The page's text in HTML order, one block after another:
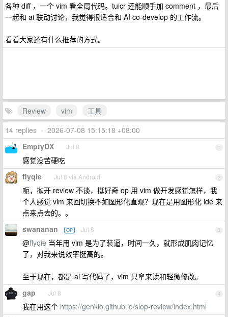
各种 diff ，一个 vim 看全局代码。tuicr 还能顺手加 comment ，最后
一起和 ai 联动讨论，我觉得很适合和 AI co-develop 的工作流。
看看大家还有什么推荐的方式。
Review vim
工具
14 replies • 2026-07-08 15:15:18 +08:00
1
EmptyDX Jul 8
感觉没苦硬吃
2
flyqie Jul 8 via Android
呃，抛开 review 不谈，挺好奇 op 用 vim 做开发感觉怎样，我
个人感觉 vim 来回切换不如图形化直观？现在是用图形化 ide 来
点来点去的。。
3
swananan OP Jul 8
@flyqie 当年用 vim 是为了装逼，时间一久，就形成肌肉记忆
了，对我来说效率挺高的。
至于现在，都是 ai 写代码了，vim 只拿来读和轻微修改。
4
gap Jul 8
我在用这个 https://genkio.github.io/slop-review/index.html